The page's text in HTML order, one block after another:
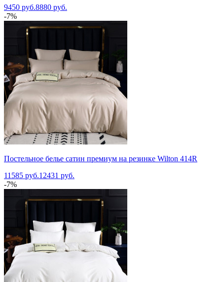
9450 руб.8880 руб.
-7%
Постельное белье сатин премиум на резинке Wilton 414R
11585 руб.12431 руб.
-7%